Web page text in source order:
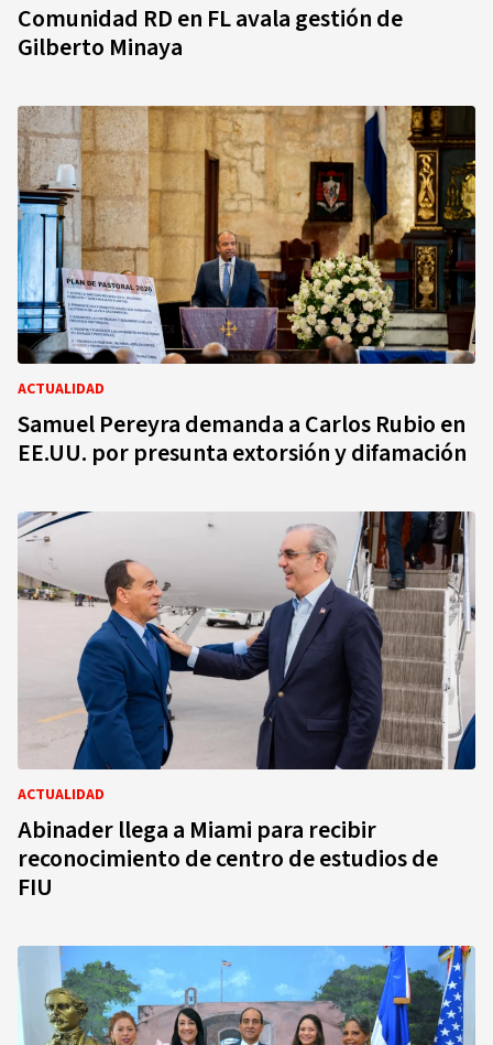
Comunidad RD en FL avala gestión de
Gilberto Minaya
ACTUALIDAD
Samuel Pereyra demanda a Carlos Rubio en
EE.UU. por presunta extorsión y difamación
ACTUALIDAD
Abinader llega a Miami para recibir
reconocimiento de centro de estudios de
FIU